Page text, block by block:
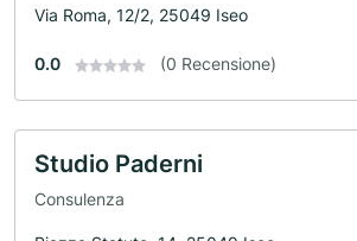
Via Roma, 12/2, 25049 Iseo
0.0 (0 Recensione)
Studio Paderni
Consulenza